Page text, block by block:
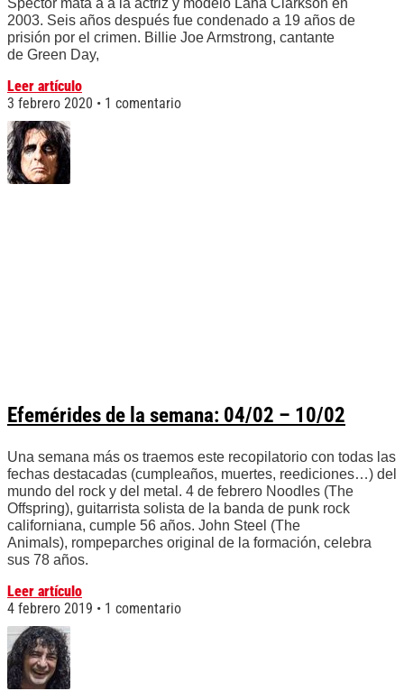
Spector mata a a la actriz y modelo Lana Clarkson en
2003. Seis años después fue condenado a 19 años de
prisión por el crimen. Billie Joe Armstrong, cantante
de Green Day,
Leer artículo
3 febrero 2020
1 comentario
Efemérides de la semana: 04/02 – 10/02
Una semana más os traemos este recopilatorio con todas las
fechas destacadas (cumpleaños, muertes, reediciones…) del
mundo del rock y del metal. 4 de febrero Noodles (The
Offspring), guitarrista solista de la banda de punk rock
californiana, cumple 56 años. John Steel (The
Animals), rompeparches original de la formación, celebra
sus 78 años.
Leer artículo
4 febrero 2019
1 comentario